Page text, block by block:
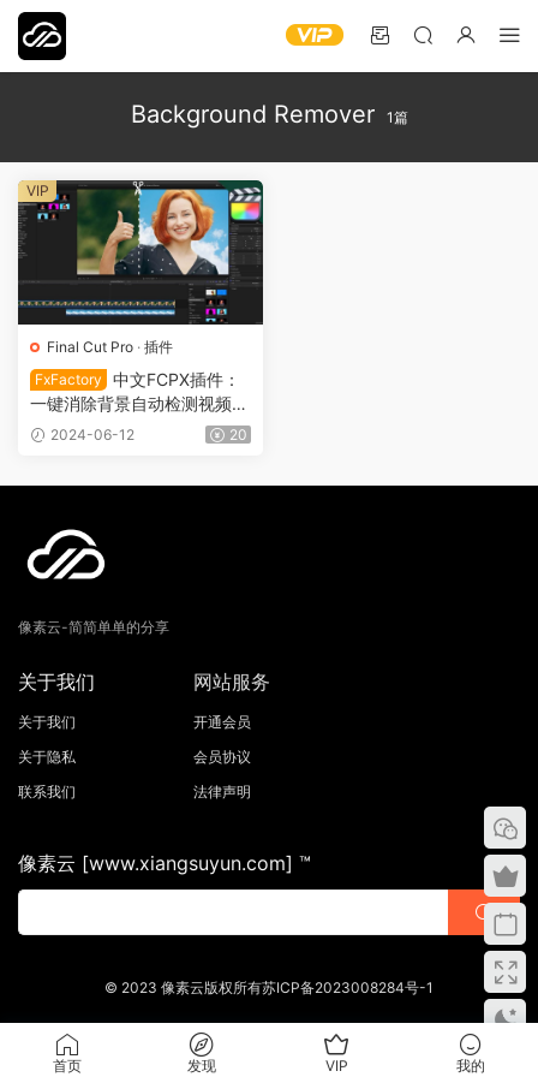
Background Remover 1篇
Final Cut Pro · 插件
FxFactory
中文FCPX插件：
一键消除背景自动检测视频焦
点人物动物物体 Background
2024-06-12 20
VIP
像素云-简简单单的分享
关于我们
关于我们
关于隐私
联系我们
网站服务
开通会员
会员协议
法律声明
像素云 [www.xiangsuyun.com] ™
© 2023 像素云版权所有苏ICP备2023008284号-1
首页 发现 VIP 我的